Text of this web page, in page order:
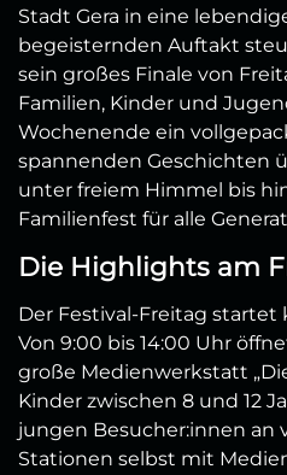
Stadt Gera in eine
begeisternden Auftakt
sein großes Finale von
Familien, Kinder und
Wochenende ein
spannenden Geschichten
unter freiem Himmel bis
Familienfest für alle
Die Highlights am
Der Festival-Freitag
Von 9:00 bis 14:00 Uhr
große Medienwerkstatt
Kinder zwischen 8 und 12
jungen Besucher:innen an
Stationen selbst mit